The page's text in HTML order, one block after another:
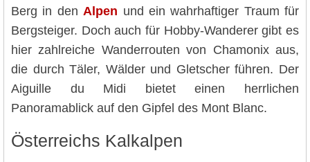
Berg in denAlpen und ein wahrhaftiger Traum für
Bergsteiger. Doch auch für Hobby-Wanderer gibt es
hier zahlreiche Wanderrouten von Chamonix aus,
die durch Täler, Wälder und Gletscher führen. Der
Aiguille du Midi bietet einen herrlichen
Panoramablick auf den Gipfel des Mont Blanc.
Österreichs Kalkalpen